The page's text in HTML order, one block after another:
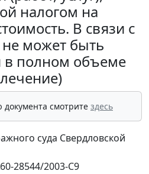
налогом на
В связи с
может быть
в полном объеме
смотрите здесь
суда Свердловской
28544/2003-С9